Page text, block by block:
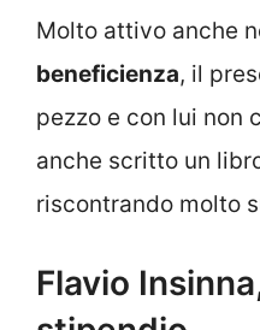
Molto attivo anche
beneficienza, il
pezzo e con lui non
anche scritto un
riscontrando molto
Flavio